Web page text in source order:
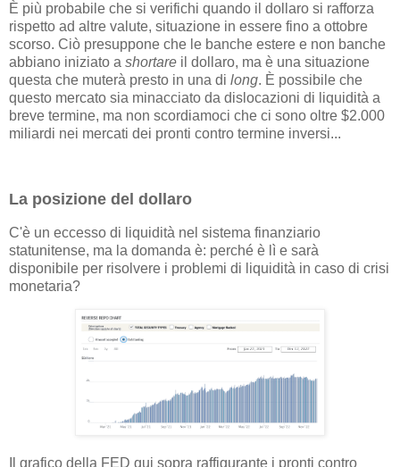
È più probabile che si verifichi quando il dollaro si rafforza
rispetto ad altre valute, situazione in essere fino a ottobre
scorso. Ciò presuppone che le banche estere e non banche
abbiano iniziato a shortare il dollaro, ma è una situazione
questa che muterà presto in una di long. È possibile che
questo mercato sia minacciato da dislocazioni di liquidità a
breve termine, ma non scordiamoci che ci sono oltre $2.000
miliardi nei mercati dei pronti contro termine inversi...
La posizione del dollaro
C'è un eccesso di liquidità nel sistema finanziario
statunitense, ma la domanda è: perché è lì e sarà
disponibile per risolvere i problemi di liquidità in caso di crisi
monetaria?
Il grafico della FED qui sopra raffigurante i pronti contro